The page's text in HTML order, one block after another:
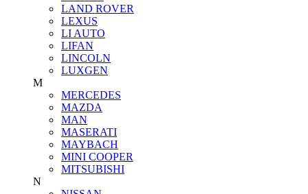
LAND ROVER
LEXUS
LI AUTO
LIFAN
LINCOLN
LUXGEN
M
MERCEDES
MAZDA
MAN
MASERATI
MAYBACH
MINI COOPER
MITSUBISHI
N